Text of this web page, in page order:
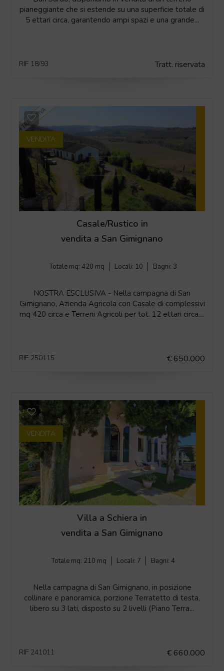
pianeggiante che si estende su una superficie totale di
5 ettari circa, garantendo ampi spazi e una grande...
RIF 18/93 Tratt. riservata
VENDITA
Casale/Rustico in
vendita a San Gimignano
Totale mq: 420 mq Locali: 10 Bagni: 3
NOSTRA ESCLUSIVA - Nella campagna di San
Gimignano, Azienda Agricola con Casale di complessivi
mq 420 circa e Terreni Agricoli per tot. 12 ettari circa....
RIF 250115 € 650.000
VENDITA
Villa a Schiera in
vendita a San Gimignano
Totale mq: 210 mq Locali: 7 Bagni: 4
Nella campagna di San Gimignano, in posizione
collinare e panoramica, porzione Terratetto di testa,
libero su 3 lati, disposto su 2 livelli (Piano Terra...
RIF 241011 € 660.000